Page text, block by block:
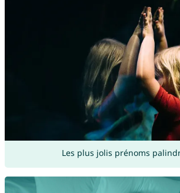
Les plus jolis prénoms